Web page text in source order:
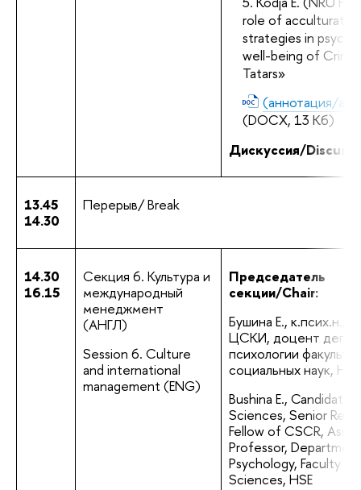
role of
strategies in
well-being of
Tatars»
(аннотация/
(DOCX, 13 Кб)
Дискуссия/
13.45
14.30
Перерыв/ Break
14.30
16.15
Секция 6. Культура и
международный
менеджмент
(АНГЛ)
Session 6. Culture
and international
management (ENG)
Председатель
секции/Chair:
Бушина Е., к.псих.н.,
ЦСКИ, доцент
психологии
социальных наук,
Bushina Е., Candidate
Sciences, Senior
Fellow of CSCR,
Professor,
Psychology, Faculty of
Sciences, HSE